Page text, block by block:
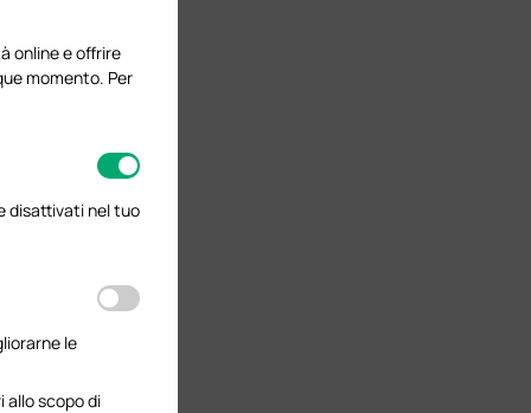
online e offrire
momento. Per
disattivati nel tuo
le
allo scopo di